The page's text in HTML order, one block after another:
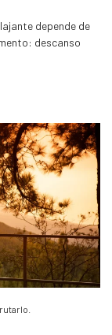
depende de
descanso